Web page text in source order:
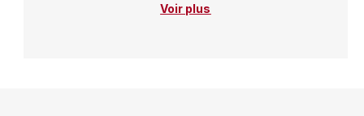
Voir plus